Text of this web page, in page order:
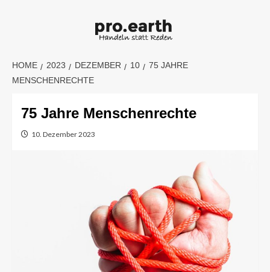
HOME 2023 DEZEMBER 10
75 JAHRE
MENSCHENRECHTE
75 Jahre Menschenrechte
10. Dezember 2023